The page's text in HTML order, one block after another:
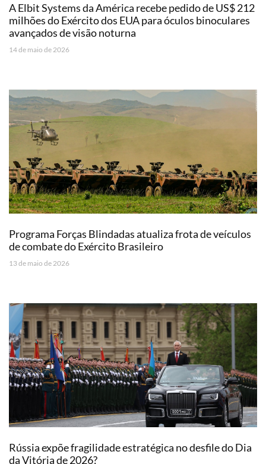
A Elbit Systems da América recebe pedido de US$ 212
milhões do Exército dos EUA para óculos binoculares
avançados de visão noturna
14 de maio de 2026
Programa Forças Blindadas atualiza frota de veículos
de combate do Exército Brasileiro
13 de maio de 2026
Rússia expõe fragilidade estratégica no desfile do Dia
da Vitória de 2026?